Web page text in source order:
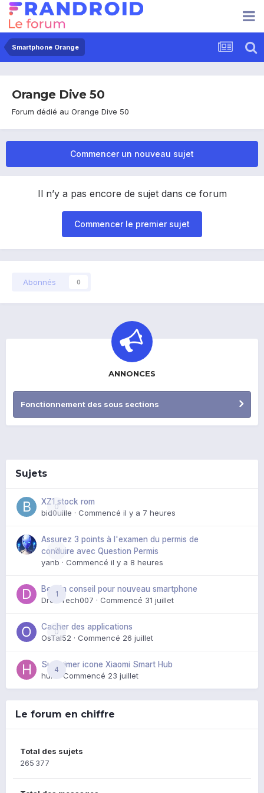
Smartphone Orange
Orange Dive 50
Forum dédié au Orange Dive 50
Commencer un nouveau sujet
Il n’y a pas encore de sujet dans ce forum
Commencer le premier sujet
Abonnés 0
ANNONCES
Fonctionnement des sous sections
Sujets
0
XZ1 stock rom
bid0uille · Commencé il y a 7 heures
0
Assurez 3 points à l'examen du permis de
conduire avec Question Permis
yanb · Commencé il y a 8 heures
1
Besoin conseil pour nouveau smartphone
DroidTech007 · Commencé 31 juillet
0
Cacher des applications
OsTal52 · Commencé 26 juillet
4
Supprimer icone Xiaomi Smart Hub
huik · Commencé 23 juillet
Le forum en chiffre
Total des sujets
265 377